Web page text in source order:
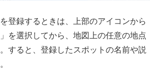
登録するときは、上部のアイコンから
を選択してから、地図上の任意の地点
すると、登録したスポットの名前や説